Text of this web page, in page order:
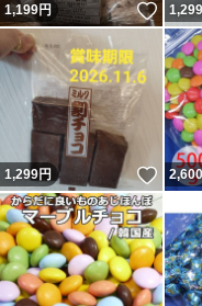
1,199円 いい
1,299
1,299円 いい
2,600